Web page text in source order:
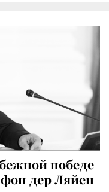
победе
дер Ляйен